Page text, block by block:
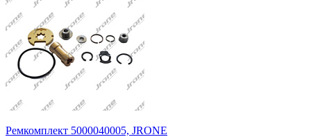
Ремкомплект 5000040005, JRONE